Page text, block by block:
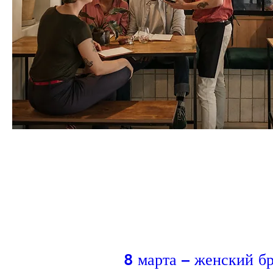
8 марта – женский